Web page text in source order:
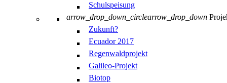
Schulspeisung
arrow_drop_down_circlearrow_drop_down
Zukunft?
Ecuador 2017
Regenwaldprojekt
Galileo-Projekt
Biotop